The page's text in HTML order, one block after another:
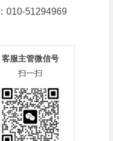
010-51294969
客服主管微信号
扫一扫